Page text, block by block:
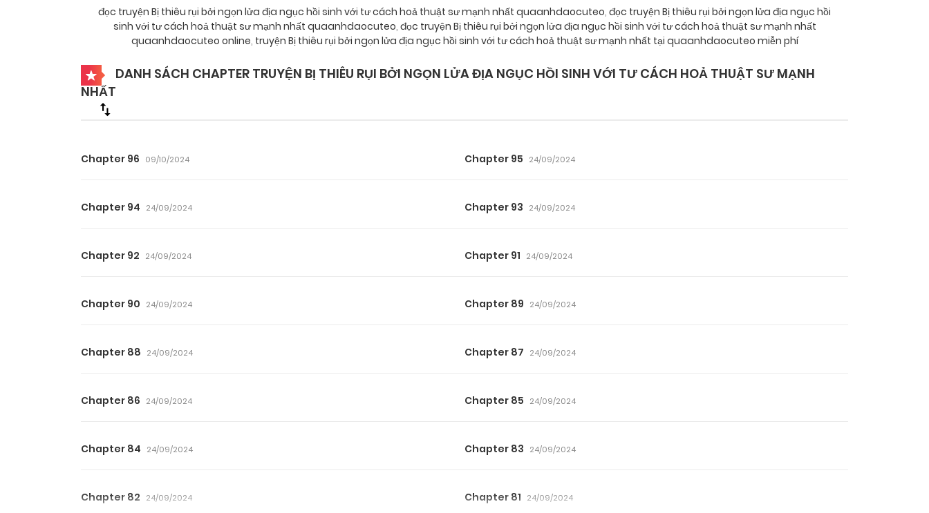
đọc truyện Bị thiêu rụi bởi ngọn lửa địa ngục hồi sinh với tư cách hoả thuật sư mạnh nhất quaanhdaocuteo, đọc truyện Bị thiêu rụi bởi ngọn lửa địa ngục hồi
sinh với tư cách hoả thuật sư mạnh nhất quaanhdaocuteo, đọc truyện Bị thiêu rụi bởi ngọn lửa địa ngục hồi sinh với tư cách hoả thuật sư mạnh nhất
quaanhdaocuteo online, truyện Bị thiêu rụi bởi ngọn lửa địa ngục hồi sinh với tư cách hoả thuật sư mạnh nhất tại quaanhdaocuteo miễn phí
DANH SÁCH CHAPTER TRUYỆN BỊ THIÊU RỤI BỞI NGỌN LỬA ĐỊA NGỤC HỒI SINH VỚI TƯ CÁCH HOẢ THUẬT SƯ MẠNH
NHẤT
Chapter 96 09/10/2024 Chapter 95 24/09/2024
Chapter 94 24/09/2024 Chapter 93 24/09/2024
Chapter 92 24/09/2024 Chapter 91 24/09/2024
Chapter 90 24/09/2024 Chapter 89 24/09/2024
Chapter 88 24/09/2024 Chapter 87 24/09/2024
Chapter 86 24/09/2024 Chapter 85 24/09/2024
Chapter 84 24/09/2024 Chapter 83 24/09/2024
Chapter 82 24/09/2024 Chapter 81 24/09/2024